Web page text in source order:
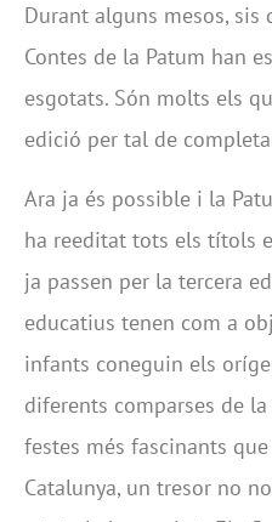
Durant alguns mesos,
Contes de la Patum han
esgotats. Són molts els
edició per tal de
Ara ja és possible i la
ha reeditat tots els títols
ja passen per la tercera
educatius tenen com a
infants coneguin els
diferents comparses de
festes més fascinants
Catalunya, un tresor no